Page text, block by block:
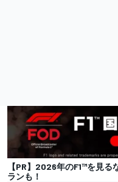
【PR】2026年のF1™︎を見る
ランも！